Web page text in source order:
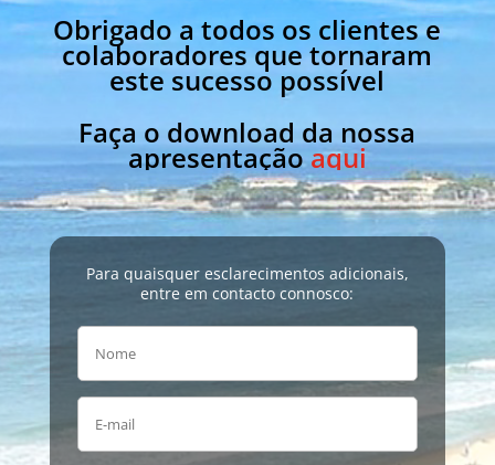
Obrigado a todos os clientes e
colaboradores que tornaram
este sucesso possível
Faça o download da nossa
apresentação aqui
Para quaisquer esclarecimentos adicionais,
entre em contacto connosco: